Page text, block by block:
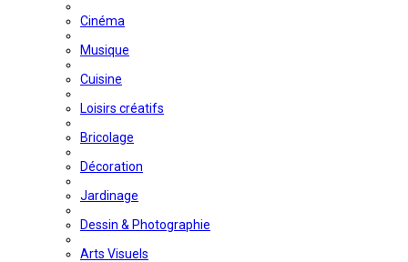
Cinéma
Musique
Cuisine
Loisirs créatifs
Bricolage
Décoration
Jardinage
Dessin & Photographie
Arts Visuels